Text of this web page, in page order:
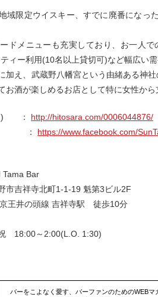
域限定ウイスキー、すでに廃番になっ
ドメニューも充実しており、お一人
ィー利用(10名以上貸切可)など幅広い需
加え、武蔵野八幡宮という由緒ある神
お酒が楽しめるお店として特に女性から
ト) ： http://hitosara.com/0006044876/
： https://www.facebook.com/
Bar
吉祥寺北町1-1-19 魁第3ビル2F
王井の頭線 吉祥寺駅 徒歩10分
18:00～2:00(L.O. 1:30)
バーをこよなく愛す、バーファンのためのWEBマ